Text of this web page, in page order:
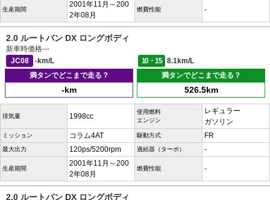
生産期間
2001年11月～200
2年08月
燃費性能 -
2.0 ルートバン DX ロングボディ
新車時価格---
JC08
-km/L 10・15
8.1km/L
満タンでどこまで走る？
-km
満タンでどこまで走る？
526.5km
排気量 1998cc
使用燃料
エンジン
レギュラー
ガソリン
ミッション コラム4AT 駆動方式 FR
最大出力 120ps/5200rpm 過給器（ターボ） -
生産期間
2001年11月～200
2年08月
燃費性能 -
2.0 ルートバン DX ロングボディ